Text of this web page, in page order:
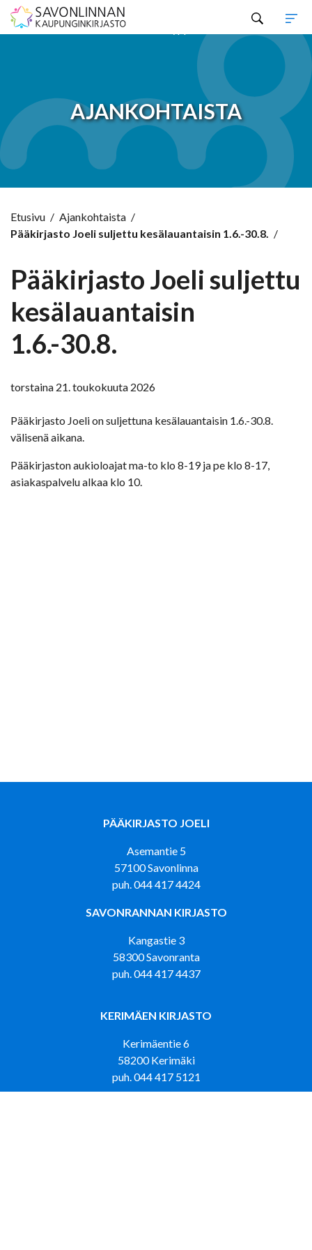
AJANKOHTAISTA
Etusivu / Ajankohtaista /
Pääkirjasto Joeli suljettu kesälauantaisin 1.6.-30.8. /
Pääkirjasto Joeli suljettu
kesälauantaisin
1.6.-30.8.
torstaina 21. toukokuuta 2026
Pääkirjasto Joeli on suljettuna kesälauantaisin 1.6.-30.8.
välisenä aikana.
Pääkirjaston aukioloajat ma-to klo 8-19 ja pe klo 8-17,
asiakaspalvelu alkaa klo 10.
PÄÄKIRJASTO JOELI
Asemantie 5
57100 Savonlinna
puh. 044 417 4424
SAVONRANNAN KIRJASTO
Kangastie 3
58300 Savonranta
puh. 044 417 4437
KERIMÄEN KIRJASTO
Kerimäentie 6
58200 Kerimäki
puh. 044 417 5121